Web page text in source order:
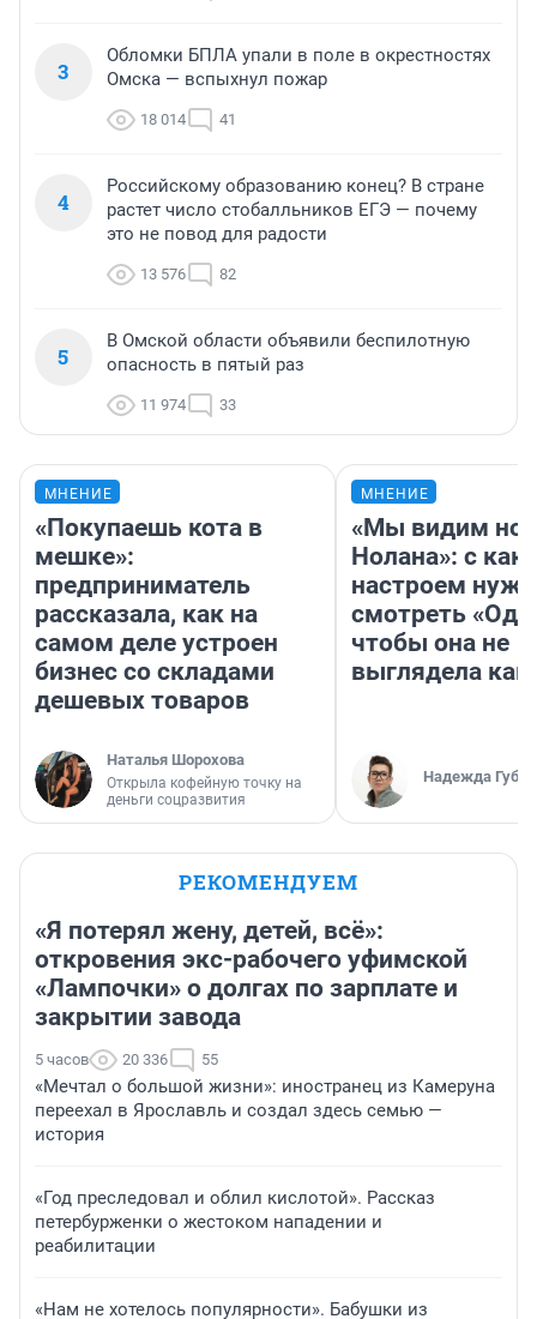
3
Обломки БПЛА упали в поле в окрестностях
Омска — вспыхнул пожар
18 014 41
4
Российскому образованию конец? В стране
растет число стобалльников ЕГЭ — почему
это не повод для радости
13 576 82
5
В Омской области объявили беспилотную
опасность в пятый раз
11 974 33
МНЕНИЕ
«Покупаешь кота в
мешке»:
предприниматель
рассказала, как на
самом деле устроен
бизнес со складами
дешевых товаров
Наталья Шорохова
Открыла кофейную точку на
деньги соцразвития
МНЕНИЕ
«Мы видим
Нолана»: с
настроем
смотреть
чтобы она не
выглядела как
Надежда
РЕКОМЕНДУЕМ
«Я потерял жену, детей, всё»:
откровения экс-рабочего уфимской
«Лампочки» о долгах по зарплате и
закрытии завода
5 часов 20 336 55
«Мечтал о большой жизни»: иностранец из Камеруна
переехал в Ярославль и создал здесь семью —
история
«Год преследовал и облил кислотой». Рассказ
петербурженки о жестоком нападении и
реабилитации
«Нам не хотелось популярности». Бабушки из